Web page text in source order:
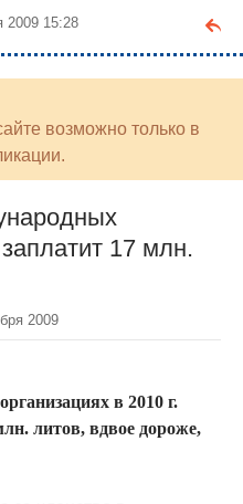
2009 15:28
возможно только в
17 млн.
2009
в 2010 г.
литов, вдвое дороже,